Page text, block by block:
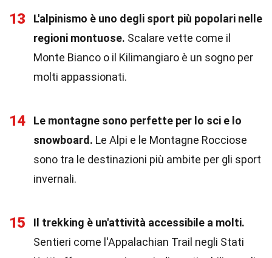
13
L'alpinismo è uno degli sport più popolari nelle
regioni montuose. Scalare vette come il
Monte Bianco o il Kilimangiaro è un sogno per
molti appassionati.
14
Le montagne sono perfette per lo sci e lo
snowboard. Le Alpi e le Montagne Rocciose
sono tra le destinazioni più ambite per gli sport
invernali.
15
Il trekking è un'attività accessibile a molti.
Sentieri come l'Appalachian Trail negli Stati